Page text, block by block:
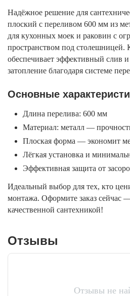
Надёжное решение для
плоский с переливом 600 мм из
для кухонных моек и раковин с
пространством под столешницей.
обеспечивает эффективный слив
затопление благодаря системе
Основные
Длина перелива: 600 мм
Материал: металл —
Плоская форма — экономит
Лёгкая установка и
Эффективная защита от
Идеальный выбор для тех, кто
монтажа. Оформите заказ сейчас
качественной сантехникой!
Отзывы
Отзывы не